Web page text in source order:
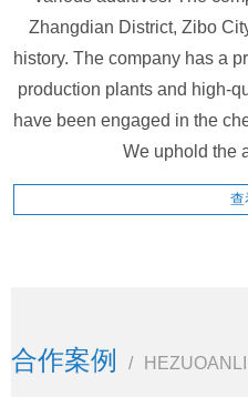
Zhangdian District, Zibo
history. The company has a
production plants and high-
have been engaged in the
We uphold
查
合作案例 / HEZUOANLI